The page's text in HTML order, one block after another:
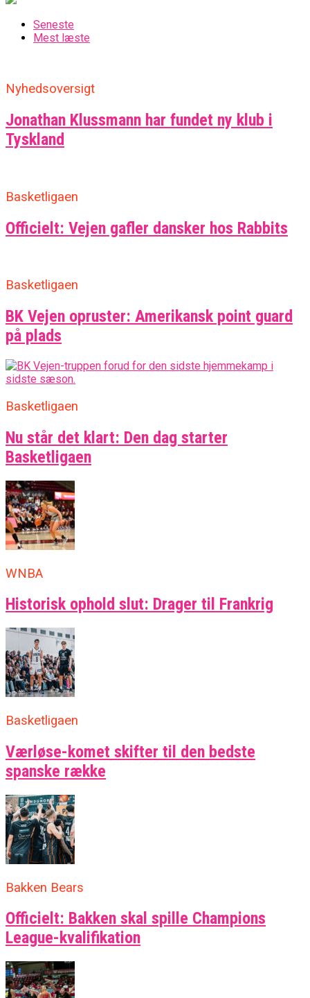
Seneste
Mest læste
Nyhedsoversigt
Jonathan Klussmann har fundet ny klub i
Tyskland
Basketligaen
Officielt: Vejen gafler dansker hos Rabbits
Basketligaen
BK Vejen opruster: Amerikansk point guard
på plads
Basketligaen
Nu står det klart: Den dag starter
Basketligaen
WNBA
Historisk ophold slut: Drager til Frankrig
Basketligaen
Værløse-komet skifter til den bedste
spanske række
Bakken Bears
Officielt: Bakken skal spille Champions
League-kvalifikation